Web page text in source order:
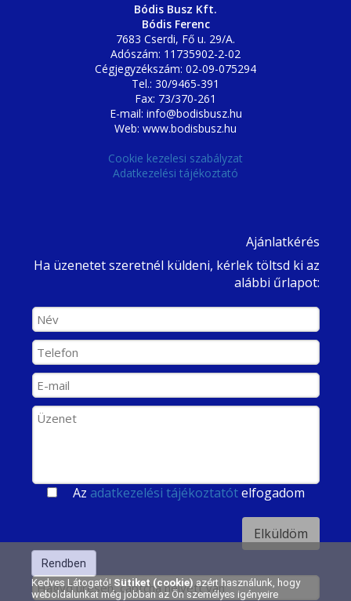
Bódis Busz Kft.
Bódis Ferenc
7683 Cserdi, Fő u. 29/A.
Adószám: 11735902-2-02
Cégjegyzékszám: 02-09-075294
Tel.: 30/9465-391
Fax: 73/370-261
E-mail: info@bodisbusz.hu
Web: www.bodisbusz.hu
Cookie kezelesi szabályzat
Adatkezelési tájékoztató
Ajánlatkérés
Ha üzenetet szeretnél küldeni, kérlek töltsd ki az
alábbi űrlapot:
Az adatkezelési tájékoztatótelfogadom
Rendben
Kedves Látogató! Sütiket (cookie) azért használunk, hogy
weboldalunkat még jobban az Ön személyes igényeire